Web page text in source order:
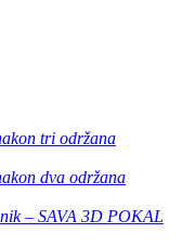
tri održana
dva održana
– SAVA 3D POKAL